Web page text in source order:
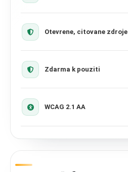
Otevrene, citovane zdroje
Zdarma k pouziti
WCAG 2.1 AA